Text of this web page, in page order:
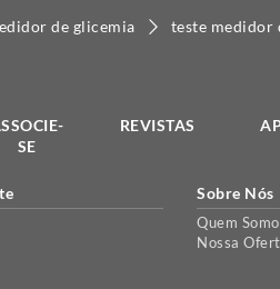
de glicemia teste medidor
SE
REVISTAS
Sobre Nós
Quem
Nossa